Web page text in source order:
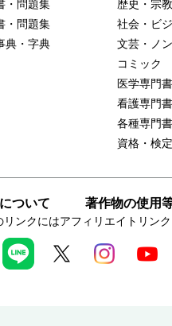
・問題集
・問題集
典・字典
歴史・宗
社会・ビ
文芸・ノ
コミック
医学専門書
看護専門書
各種専門書
資格・検定
ついて 著作物の使用
リンクにはアフィリエイトリンク